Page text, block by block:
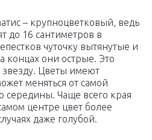
– крупноцветковый, ведь
до 16 сантиметров в
чуточку вытянутые и
концах они острые. Это
звезду. Цветы имеют
меняться от самой
середины. Чаще всего края
центре цвет более
даже голубой.